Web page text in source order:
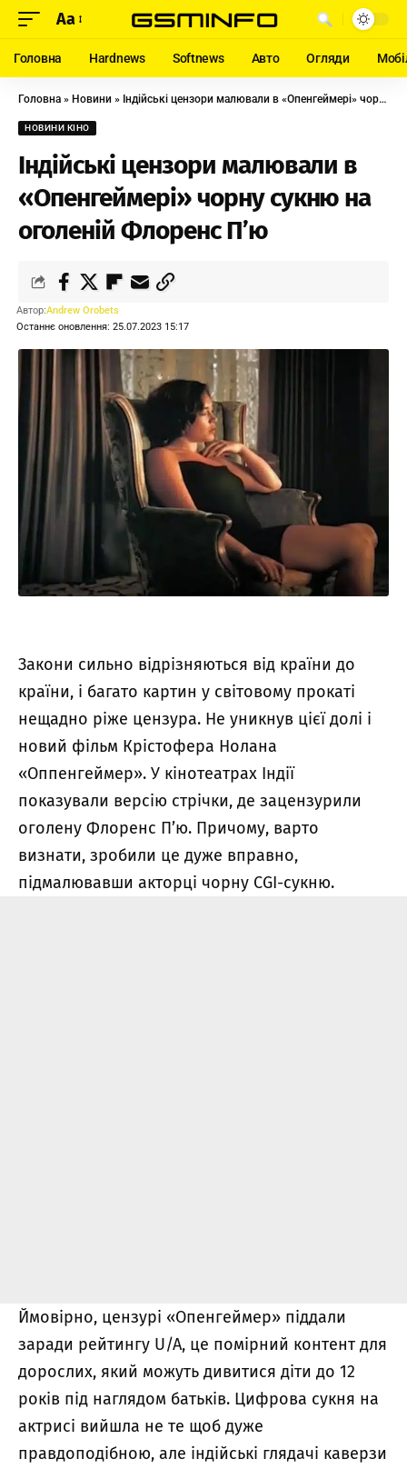
Aa
Головна Hardnews Softnews Авто Огляди
Головна » Новини » Індійські цензори малювали в «Опенгеймері» чорну сукню на оголеній Флоренс П’ю
НОВИНИ КІНО
Індійські цензори малювали в
«Опенгеймері» чорну сукню на
оголеній Флоренс П’ю
Останнє оновлення: 25.07.2023 15:17
Автор:Andrew Orobets
Закони сильно відрізняються від країни до
країни, і багато картин у світовому прокаті
нещадно ріже цензура. Не уникнув цієї долі і
новий фільм Крістофера Нолана
«Оппенгеймер». У кінотеатрах Індії
показували версію стрічки, де зацензурили
оголену Флоренс П’ю. Причому, варто
визнати, зробили це дуже вправно,
підмалювавши акторці чорну CGI-сукню.
Ймовірно, цензурі «Опенгеймер» піддали
заради рейтингу U/A, це помірний контент для
дорослих, який можуть дивитися діти до 12
років під наглядом батьків. Цифрова сукня на
актрисі вийшла не те щоб дуже
правдоподібною, але індійські глядачі каверзи